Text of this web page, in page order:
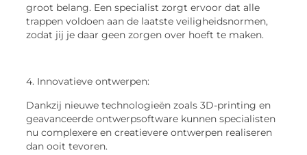
groot belang. Een specialist zorgt ervoor dat alle
trappen voldoen aan de laatste veiligheidsnormen,
zodat jij je daar geen zorgen over hoeft te maken.
4. Innovatieve ontwerpen:
Dankzij nieuwe technologieën zoals 3D-printing en
geavanceerde ontwerpsoftware kunnen specialisten
nu complexere en creatievere ontwerpen realiseren
dan ooit tevoren.